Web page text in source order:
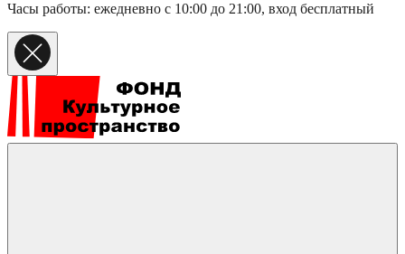
Часы работы: ежедневно с 10:00 до 21:00, вход бесплатный